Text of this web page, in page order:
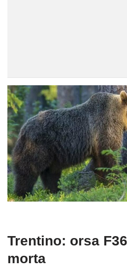
Trentino: orsa
morta